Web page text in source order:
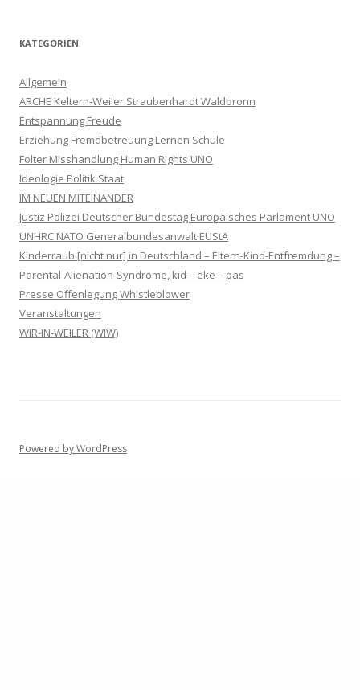
KATEGORIEN
Allgemein
ARCHE Keltern-Weiler Straubenhardt Waldbronn
Entspannung Freude
Erziehung Fremdbetreuung Lernen Schule
Folter Misshandlung Human Rights UNO
Ideologie Politik Staat
IM NEUEN MITEINANDER
Justiz Polizei Deutscher Bundestag Europäisches Parlament UNO
UNHRC NATO Generalbundesanwalt EUStA
Kinderraub [nicht nur] in Deutschland – Eltern-Kind-Entfremdung –
Parental-Alienation-Syndrome, kid – eke – pas
Presse Offenlegung Whistleblower
Veranstaltungen
WIR-IN-WEILER (WIW)
Powered by WordPress